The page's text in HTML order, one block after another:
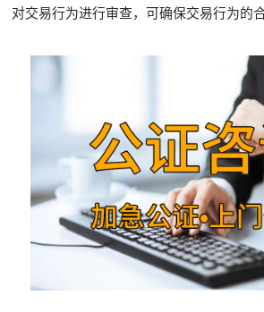
对交易行为进行审查，可确保交易行为的合